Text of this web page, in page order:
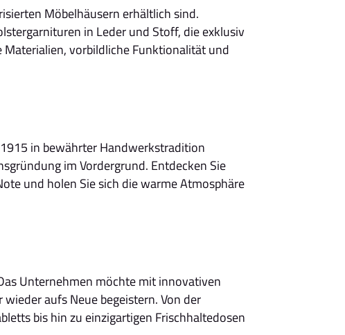
Möbelhäusern erhältlich sind.
in Leder und Stoff, die exklusiv
Materialien, vorbildliche Funktionalität und
in bewährter Handwerkstradition
im Vordergrund. Entdecken Sie
und holen Sie sich die warme Atmosphäre
Unternehmen möchte mit innovativen
aufs Neue begeistern. Von der
bis hin zu einzigartigen Frischhaltedosen